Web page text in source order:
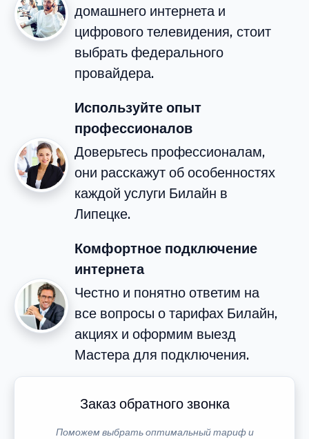
домашнего интернета и
цифрового телевидения, стоит
выбрать федерального
провайдера.
Используйте опыт
профессионалов
Доверьтесь профессионалам,
они расскажут об особенностях
каждой услуги Билайн в
Липецке.
Комфортное подключение
интернета
Честно и понятно ответим на
все вопросы о тарифах Билайн,
акциях и оформим выезд
Мастера для подключения.
Заказ обратного звонка
Поможем выбрать оптимальный тариф и